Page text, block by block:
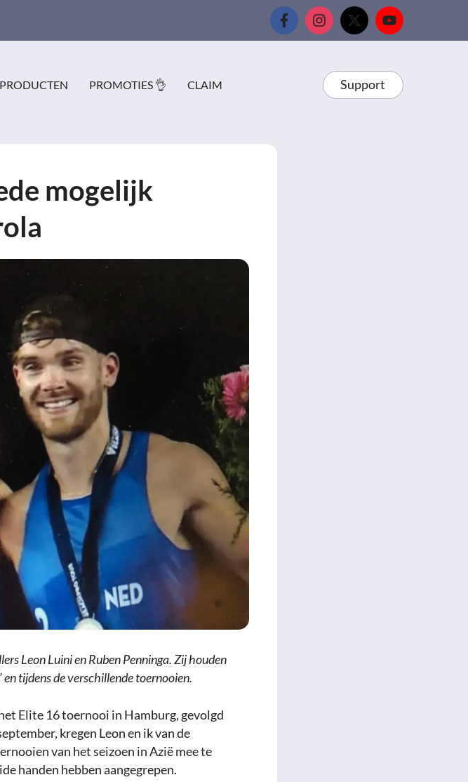
PRODUCTEN PROMOTIES 👌 CLAIM Support
mogelijk
Leon Luini en Ruben Penninga. Zij houden
en tijdens de verschillende toernooien.
Elite 16 toernooi in Hamburg, gevolgd
kregen Leon en ik van de
van het seizoen in Azië mee te
handen hebben aangegrepen.